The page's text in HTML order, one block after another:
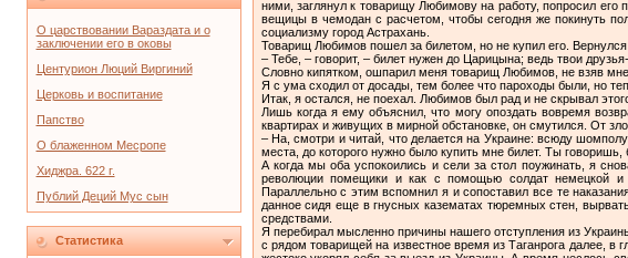
О царствовании Вараздата и о
заключении его в оковы
Центурион Люций Виргиний
Церковь и воспитание
Папство
О блаженном Месропе
Хиджра. 622 г.
Публий Деций Мус сын
Статистика
ними, заглянул к товарищу Любимову на работу, попросил его
вещицы в чемодан с расчетом, чтобы сегодня же покинуть
социализму город Астрахань.
Товарищ Любимов пошел за билетом, но не купил его.
– Тебе, – говорит, – билет нужен до Царицына; ведь твои
Словно кипятком, ошпарил меня товарищ Любимов, не взяв
Я с ума сходил от досады, тем более что пароходы были, но
Итак, я остался, не поехал. Любимов был рад и не скрывал
Лишь когда я ему объяснил, что могу опоздать вовремя
квартирах и живущих в мирной обстановке, он смутился. От
– На, смотри и читай, что делается на Украине: всюду
места, до которого нужно было купить мне билет. Ты
А когда мы оба успокоились и сели за стол поужинать, я
революции помещики и как с помощью солдат немецкой и
Параллельно с этим вспомнил я и сопоставил все те
данное сидя еще в гнусных казематах тюремных стен,
средствами.
Я перебирал мысленно причины нашего отступления из
с рядом товарищей на известное время из Таганрога далее,